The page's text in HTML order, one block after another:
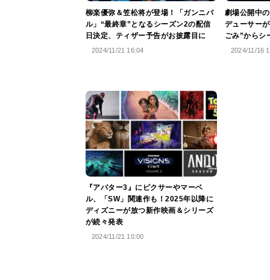
柳楽優弥＆笠松将が登場！「ガンニバ
ル」“最終章”となるシーズン2の配信
日決定、ティザー予告がお披露目に
2024/11/21 16:04
劇場公開中
デューサー
ごみ”からシ
2024/11/16
『アバター3』にピクサーやマーベ
ル、「SW」関連作も！2025年以降に
ディズニーが放つ新作映画＆シリーズ
が続々発表
2024/11/21 10:00